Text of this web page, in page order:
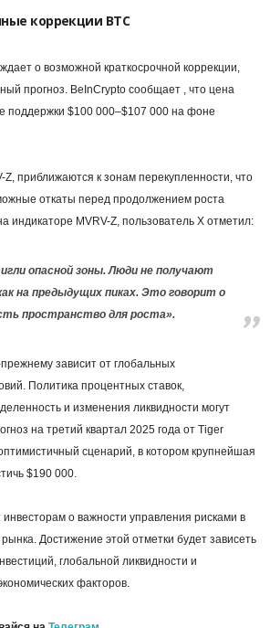
коррекции BTC
о возможной краткосрочной коррекции,
прогноз. BeInCrypto сообщает , что цена
поддержки $100 000–$107 000 на фоне
Z, приближаются к зонам перекупленности, что
откаты перед продолжением роста
индикаторе MVRV-Z, пользователь X отметил:
опасной зоны. Люди не получают
на предыдущих пиках. Это говорит о
пространство для роста».
зависит от глобальных
Политика процентных ставок,
и изменения ликвидности могут
на третий квартал 2025 года от Tiger
сценарий, в котором крупнейшая
$190 000.
о важности управления рисками в
Достижение этой отметки будет зависеть
глобальной ликвидности и
факторов.